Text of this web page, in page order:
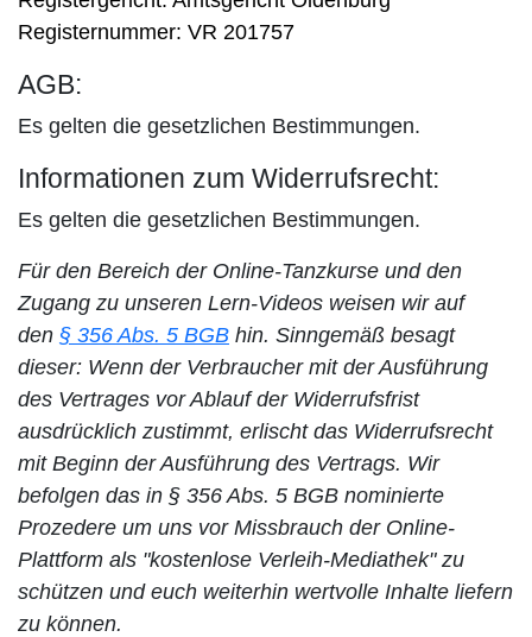
Registernummer: VR 201757
AGB:
Es gelten die gesetzlichen Bestimmungen.
Informationen zum Widerrufsrecht:
Es gelten die gesetzlichen Bestimmungen.
Für den Bereich der Online-Tanzkurse und den
Zugang zu unseren Lern-Videos weisen wir auf
den § 356 Abs. 5 BGB hin. Sinngemäß besagt
dieser: Wenn der Verbraucher mit der Ausführung
des Vertrages vor Ablauf der Widerrufsfrist
ausdrücklich zustimmt, erlischt das Widerrufsrecht
mit Beginn der Ausführung des Vertrags. Wir
befolgen das in § 356 Abs. 5 BGB nominierte
Prozedere um uns vor Missbrauch der Online-
Plattform als "kostenlose Verleih-Mediathek" zu
schützen und euch weiterhin wertvolle Inhalte liefern
zu können.